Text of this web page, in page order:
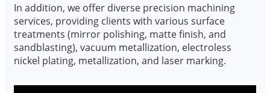
In addition, we offer diverse precision machining
services, providing clients with various surface
treatments (mirror polishing, matte finish, and
sandblasting), vacuum metallization, electroless
nickel plating, metallization, and laser marking.